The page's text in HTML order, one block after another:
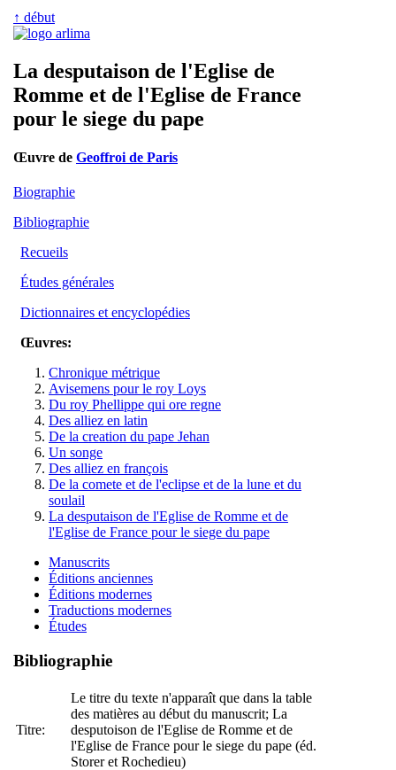
↑ début
La desputaison de l'Eglise de
Romme et de l'Eglise de France
pour le siege du pape
Œuvre de Geoffroi de Paris
Biographie
Bibliographie
Recueils
Études générales
Dictionnaires et encyclopédies
Œuvres:
Chronique métrique
Avisemens pour le roy Loys
Du roy Phellippe qui ore regne
Des alliez en latin
De la creation du pape Jehan
Un songe
Des alliez en françois
De la comete et de l'eclipse et de la lune et du
soulail
La desputaison de l'Eglise de Romme et de
l'Eglise de France pour le siege du pape
Manuscrits
Éditions anciennes
Éditions modernes
Traductions modernes
Études
Bibliographie
Titre:
Le titre du texte n'apparaît que dans la table
des matières au début du manuscrit; La
desputoison de l'Eglise de Romme et de
l'Eglise de France pour le siege du pape (éd.
Storer et Rochedieu)